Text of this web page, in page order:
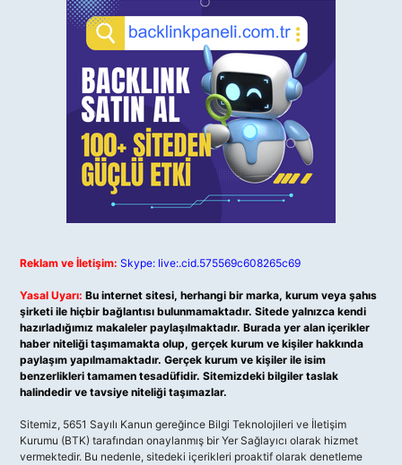
Reklam ve İletişim: Skype: live:.cid.575569c608265c69
Yasal Uyarı: Bu internet sitesi, herhangi bir marka, kurum veya şahıs
şirketi ile hiçbir bağlantısı bulunmamaktadır. Sitede yalnızca kendi
hazırladığımız makaleler paylaşılmaktadır. Burada yer alan içerikler
haber niteliği taşımamakta olup, gerçek kurum ve kişiler hakkında
paylaşım yapılmamaktadır. Gerçek kurum ve kişiler ile isim
benzerlikleri tamamen tesadüfidir. Sitemizdeki bilgiler taslak
halindedir ve tavsiye niteliği taşımazlar.
Sitemiz, 5651 Sayılı Kanun gereğince Bilgi Teknolojileri ve İletişim
Kurumu (BTK) tarafından onaylanmış bir Yer Sağlayıcı olarak hizmet
vermektedir. Bu nedenle, sitedeki içerikleri proaktif olarak denetleme